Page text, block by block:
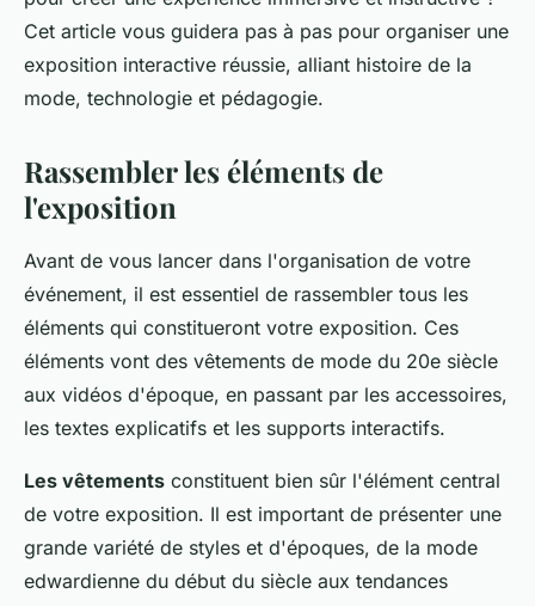
Cet article vous guidera pas à pas pour organiser une
exposition interactive réussie, alliant histoire de la
mode, technologie et pédagogie.
Rassembler les éléments de
l'exposition
Avant de vous lancer dans l'organisation de votre
événement, il est essentiel de rassembler tous les
éléments qui constitueront votre exposition. Ces
éléments vont des vêtements de mode du 20e siècle
aux vidéos d'époque, en passant par les accessoires,
les textes explicatifs et les supports interactifs.
Les vêtements constituent bien sûr l'élément central
de votre exposition. Il est important de présenter une
grande variété de styles et d'époques, de la mode
edwardienne du début du siècle aux tendances